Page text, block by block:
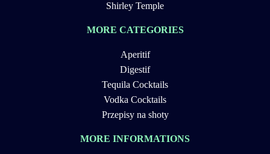
Shirley Temple
MORE CATEGORIES
Aperitif
Digestif
Tequila Cocktails
Vodka Cocktails
Przepisy na shoty
MORE INFORMATIONS